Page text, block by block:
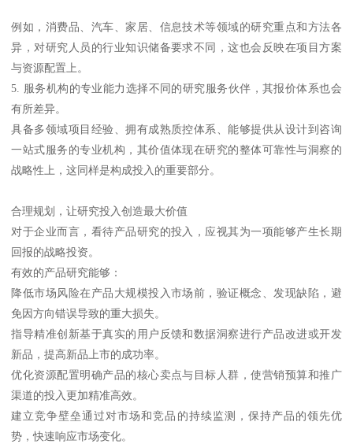
例如，消费品、汽车、家居、信息技术等领域的研究重点和方法各
异，对研究人员的行业知识储备要求不同，这也会反映在项目方案
与资源配置上。
5. 服务机构的专业能力选择不同的研究服务伙伴，其报价体系也会
有所差异。
具备多领域项目经验、拥有成熟质控体系、能够提供从设计到咨询
一站式服务的专业机构，其价值体现在研究的整体可靠性与洞察的
战略性上，这同样是构成投入的重要部分。
合理规划，让研究投入创造最大价值
对于企业而言，看待产品研究的投入，应视其为一项能够产生长期
回报的战略投资。
有效的产品研究能够：
降低市场风险在产品大规模投入市场前，验证概念、发现缺陷，避
免因方向错误导致的重大损失。
指导精准创新基于真实的用户反馈和数据洞察进行产品改进或开发
新品，提高新品上市的成功率。
优化资源配置明确产品的核心卖点与目标人群，使营销预算和推广
渠道的投入更加精准高效。
建立竞争壁垒通过对市场和竞品的持续监测，保持产品的领先优
势，快速响应市场变化。